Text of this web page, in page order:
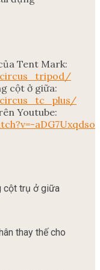
Tent Mark:
cột ở giữa:
Youtube:
aDG7Uxqdso
cột trụ ở giữa
thay thế cho